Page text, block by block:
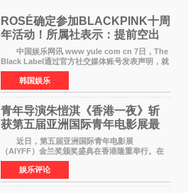
ROSÉ确定参加BLACKPINK十周
年活动！所属社表示：提前空出
了时间
中国娱乐网讯 www yule com cn 7日，The
Black Label通过官方社交媒体账号发表声明，就
近期网络上关于ROS&Eacute;个人行程及是否参
加BLACKPINK出道纪念活动的种种猜测作出正
式回应。 Th
韩国娱乐
青年导演朱愷淇《香港一夜》斩
获第五届亚洲国际青年电影展最
佳剧本改编奖
近日，第五届亚洲国际青年电影展
（AIYFF）金兰奖颁奖盛典在香港隆重举行。在
这场汇聚数百位海内外电影人、文化界人士及媒
体代表的亚洲青年影视盛会上，香港本土电影
《香港一夜》（Dawn in Ho
娱乐评论